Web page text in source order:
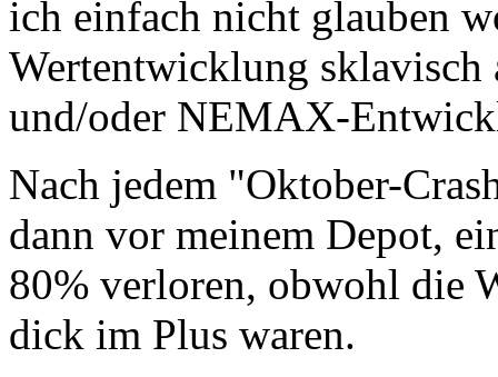
ich einfach nicht glauben
Wertentwicklung
und/oder NEMAX-
Nach jedem "Oktober-
dann vor meinem Depot,
80% verloren, obwohl die
dick im Plus waren.